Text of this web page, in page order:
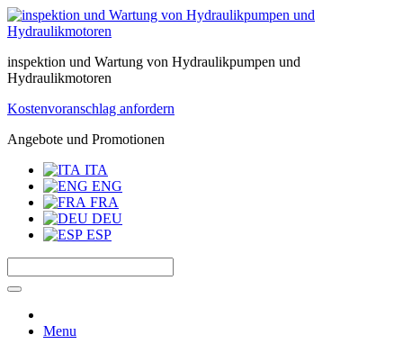
inspektion und Wartung von Hydraulikpumpen und
Hydraulikmotoren
Kostenvoranschlag anfordern
Angebote und Promotionen
ITA
ENG
FRA
DEU
ESP
Menu